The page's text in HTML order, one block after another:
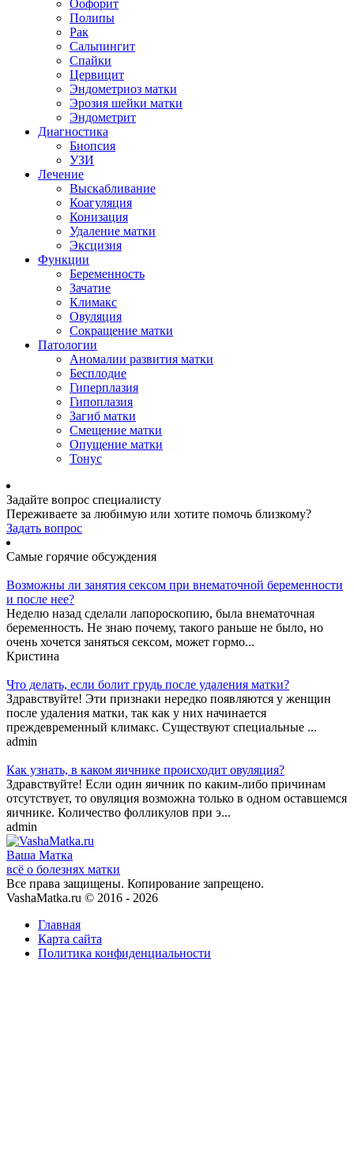
Оофорит
Полипы
Рак
Сальпингит
Спайки
Цервицит
Эндометриоз матки
Эрозия шейки матки
Эндометрит
Диагностика
Биопсия
УЗИ
Лечение
Выскабливание
Коагуляция
Конизация
Удаление матки
Эксцизия
Функции
Беременность
Зачатие
Климакс
Овуляция
Сокращение матки
Патологии
Аномалии развития матки
Бесплодие
Гиперплазия
Гипоплазия
Загиб матки
Смещение матки
Опущение матки
Тонус
Задайте вопрос специалисту
Переживаете за любимую или хотите помочь близкому?
Задать вопрос
Самые горячие обсуждения
Возможны ли занятия сексом при внематочной беременности
и после нее?
Неделю назад сделали лапороскопию, была внематочная
беременность. Не знаю почему, такого раньше не было, но
очень хочется заняться сексом, может гормо...
Кристина
Что делать, если болит грудь после удаления матки?
Здравствуйте! Эти признаки нередко появляются у женщин
после удаления матки, так как у них начинается
преждевременный климакс. Существуют специальные ...
admin
Как узнать, в каком яичнике происходит овуляция?
Здравствуйте! Если один яичник по каким-либо причинам
отсутствует, то овуляция возможна только в одном оставшемся
яичнике. Количество фолликулов при э...
admin
Ваша Матка
всё о болезнях матки
Все права защищены. Копирование запрещено.
VashaMatka.ru © 2016 - 2026
Главная
Карта сайта
Политика конфиденциальности